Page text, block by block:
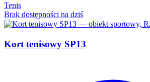
Tenis
Brak dostępności na dziś
Kort tenisowy SP13